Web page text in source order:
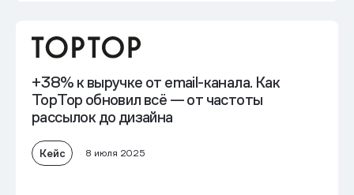
+38% к выручке от email-канала. Как
TopTop обновил всё — от частоты
рассылок до дизайна
Кейс 8 июля 2025